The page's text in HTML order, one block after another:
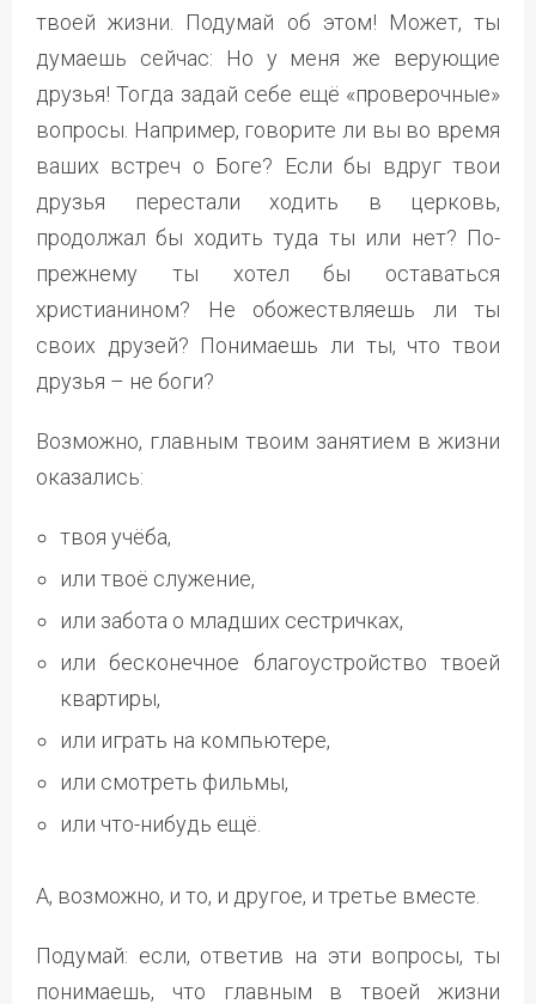
твоей жизни. Подумай об этом! Может, ты
думаешь сейчас: Но у меня же верующие
друзья! Тогда задай себе ещё «проверочные»
вопросы. Например, говорите ли вы во время
ваших встреч о Боге? Если бы вдруг твои
друзья перестали ходить в церковь,
продолжал бы ходить туда ты или нет? По-
прежнему ты хотел бы оставаться
христианином? Не обожествляешь ли ты
своих друзей? Понимаешь ли ты, что твои
друзья – не боги?
Возможно, главным твоим занятием в жизни
оказались:
твоя учёба,
или твоё служение,
или забота о младших сестричках,
или бесконечное благоустройство твоей
квартиры,
или играть на компьютере,
или смотреть фильмы,
или что-нибудь ещё.
А, возможно, и то, и другое, и третье вместе.
Подумай: если, ответив на эти вопросы, ты
понимаешь, что главным в твоей жизни